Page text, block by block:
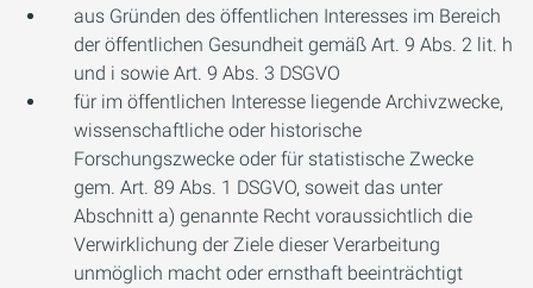
aus Gründen des öffentlichen Interesses im Bereich
der öffentlichen Gesundheit gemäß Art. 9 Abs. 2 lit. h
und i sowie Art. 9 Abs. 3 DSGVO
für im öffentlichen Interesse liegende Archivzwecke,
wissenschaftliche oder historische
Forschungszwecke oder für statistische Zwecke
gem. Art. 89 Abs. 1 DSGVO, soweit das unter
Abschnitt a) genannte Recht voraussichtlich die
Verwirklichung der Ziele dieser Verarbeitung
unmöglich macht oder ernsthaft beeinträchtigt